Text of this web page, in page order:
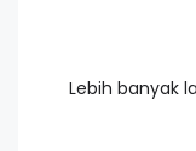
Lebih banyak